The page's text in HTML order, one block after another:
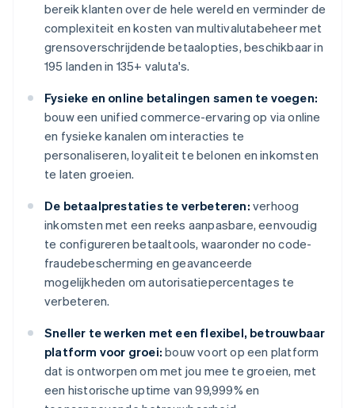
bereik klanten over de hele wereld en verminder de
complexiteit en kosten van multivalutabeheer met
grensoverschrijdende betaalopties, beschikbaar in
195 landen in 135+ valuta's.
Fysieke en online betalingen samen te voegen:
bouw een unified commerce-ervaring op via online
en fysieke kanalen om interacties te
personaliseren, loyaliteit te belonen en inkomsten
te laten groeien.
De betaalprestaties te verbeteren: verhoog
inkomsten met een reeks aanpasbare, eenvoudig
te configureren betaaltools, waaronder no code-
fraudebescherming en geavanceerde
mogelijkheden om autorisatiepercentages te
verbeteren.
Sneller te werken met een flexibel, betrouwbaar
platform voor groei: bouw voort op een platform
dat is ontworpen om met jou mee te groeien, met
een historische uptime van 99,999% en